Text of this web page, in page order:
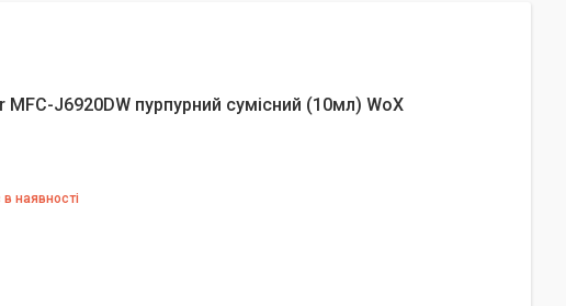
J6920DW пурпурний сумісний (10мл) WoX
наявності